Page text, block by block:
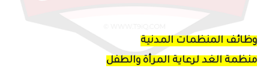
وظائف المنظمات المدنية
منظمة الغد لرعاية المرأة والطفل